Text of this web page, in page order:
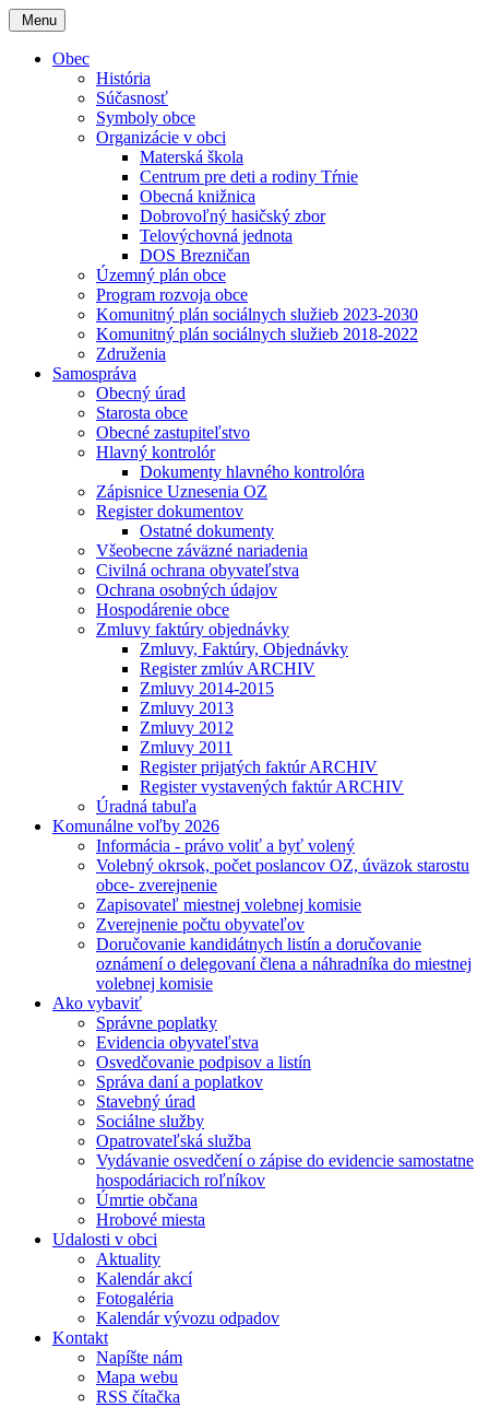
Menu
Obec
História
Súčasnosť
Symboly obce
Organizácie v obci
Materská škola
Centrum pre deti a rodiny Tŕnie
Obecná knižnica
Dobrovoľný hasičský zbor
Telovýchovná jednota
DOS Brezničan
Územný plán obce
Program rozvoja obce
Komunitný plán sociálnych služieb 2023-2030
Komunitný plán sociálnych služieb 2018-2022
Združenia
Samospráva
Obecný úrad
Starosta obce
Obecné zastupiteľstvo
Hlavný kontrolór
Dokumenty hlavného kontrolóra
Zápisnice Uznesenia OZ
Register dokumentov
Ostatné dokumenty
Všeobecne záväzné nariadenia
Civilná ochrana obyvateľstva
Ochrana osobných údajov
Hospodárenie obce
Zmluvy faktúry objednávky
Zmluvy, Faktúry, Objednávky
Register zmlúv ARCHIV
Zmluvy 2014-2015
Zmluvy 2013
Zmluvy 2012
Zmluvy 2011
Register prijatých faktúr ARCHIV
Register vystavených faktúr ARCHIV
Úradná tabuľa
Komunálne voľby 2026
Informácia - právo voliť a byť volený
Volebný okrsok, počet poslancov OZ, úväzok starostu
obce- zverejnenie
Zapisovateľ miestnej volebnej komisie
Zverejnenie počtu obyvateľov
Doručovanie kandidátnych listín a doručovanie
oznámení o delegovaní člena a náhradníka do miestnej
volebnej komisie
Ako vybaviť
Správne poplatky
Evidencia obyvateľstva
Osvedčovanie podpisov a listín
Správa daní a poplatkov
Stavebný úrad
Sociálne služby
Opatrovateľská služba
Vydávanie osvedčení o zápise do evidencie samostatne
hospodáriacich roľníkov
Úmrtie občana
Hrobové miesta
Udalosti v obci
Aktuality
Kalendár akcí
Fotogaléria
Kalendár vývozu odpadov
Kontakt
Napíšte nám
Mapa webu
RSS čítačka